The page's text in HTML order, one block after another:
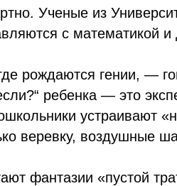
Ученые из
с математикой
рождаются гении, —
ребенка — это
устраивают
веревку, воздушные
фантазии «пустой